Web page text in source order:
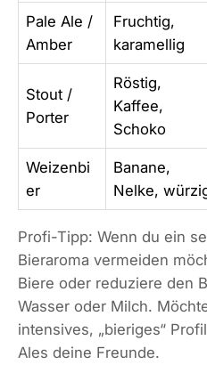
Pale Ale /
Amber
Fruchtig,
karamellig
Stout /
Porter
Röstig,
Kaffee,
Schoko
Weizenbi
er
Banane,
Nelke,
Profi-Tipp: Wenn du ein
Bieraroma vermeiden
Biere oder reduziere den
Wasser oder Milch.
intensives, „bieriges“
Ales deine Freunde.